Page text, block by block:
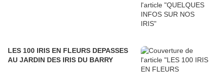
LES 100 IRIS EN FLEURS DEPASSES
AU JARDIN DES IRIS DU BARRY